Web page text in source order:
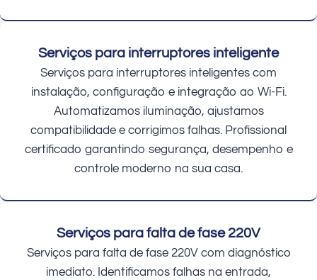
Serviços para interruptores inteligente
Serviços para interruptores inteligentes com
instalação, configuração e integração ao Wi-Fi.
Automatizamos iluminação, ajustamos
compatibilidade e corrigimos falhas. Profissional
certificado garantindo segurança, desempenho e
controle moderno na sua casa.
Serviços para falta de fase 220V
Serviços para falta de fase 220V com diagnóstico
imediato. Identificamos falhas na entrada,